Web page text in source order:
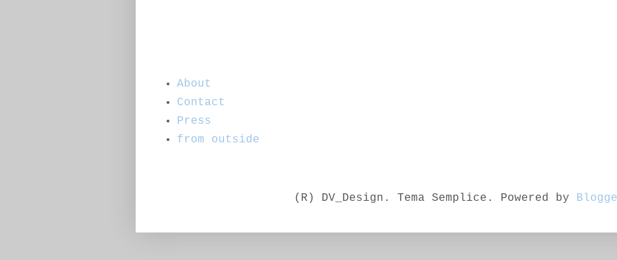
About
Contact
Press
from outside
(R) DV_Design. Tema Semplice. Powered by